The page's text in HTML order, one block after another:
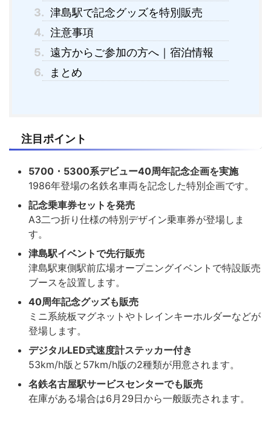
3. 津島駅で記念グッズを特別販売
4. 注意事項
5. 遠方からご参加の方へ｜宿泊情報
6.
まとめ
注目ポイント
5700・5300系デビュー40周年記念企画を実施
1986年登場の名鉄名車両を記念した特別企画です。
記念乗車券セットを発売
A3二つ折り仕様の特別デザイン乗車券が登場しま
す。
津島駅イベントで先行販売
津島駅東側駅前広場オープニングイベントで特設販売
ブースを設置します。
40周年記念グッズも販売
ミニ系統板マグネットやトレインキーホルダーなどが
登場します。
デジタルLED式速度計ステッカー付き
53km/h版と57km/h版の2種類が用意されます。
名鉄名古屋駅サービスセンターでも販売
在庫がある場合は6月29日から一般販売されます。